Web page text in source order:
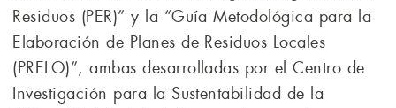
Residuos (PER)” y la “Guía Metodológica para la
Elaboración de Planes de Residuos Locales
(PRELO)”, ambas desarrolladas por el Centro de
Investigación para la Sustentabilidad de la